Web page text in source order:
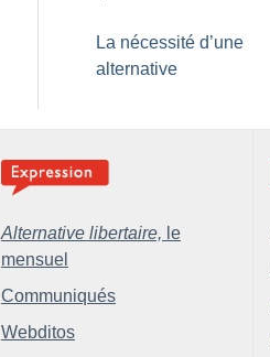
La nécessité d’une
alternative
Alternative libertaire, le
mensuel
Communiqués
Webditos